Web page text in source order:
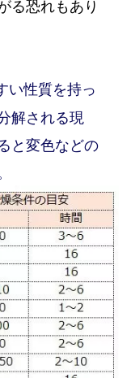
る恐れもあり
い性質を持っ
解される現
と変色などの